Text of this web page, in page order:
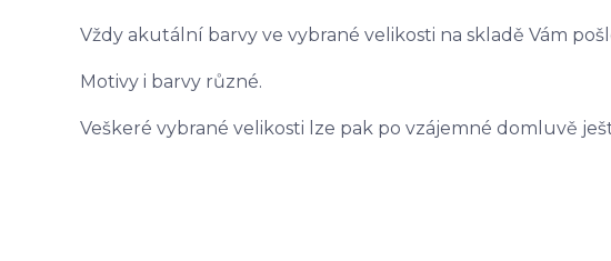
Vždy akutální barvy ve vybrané velikosti na skladě Vám
Motivy i barvy různé.
Veškeré vybrané velikosti lze pak po vzájemné domluvě